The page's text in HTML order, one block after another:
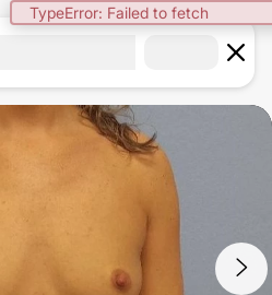
TypeError: Failed to fetch